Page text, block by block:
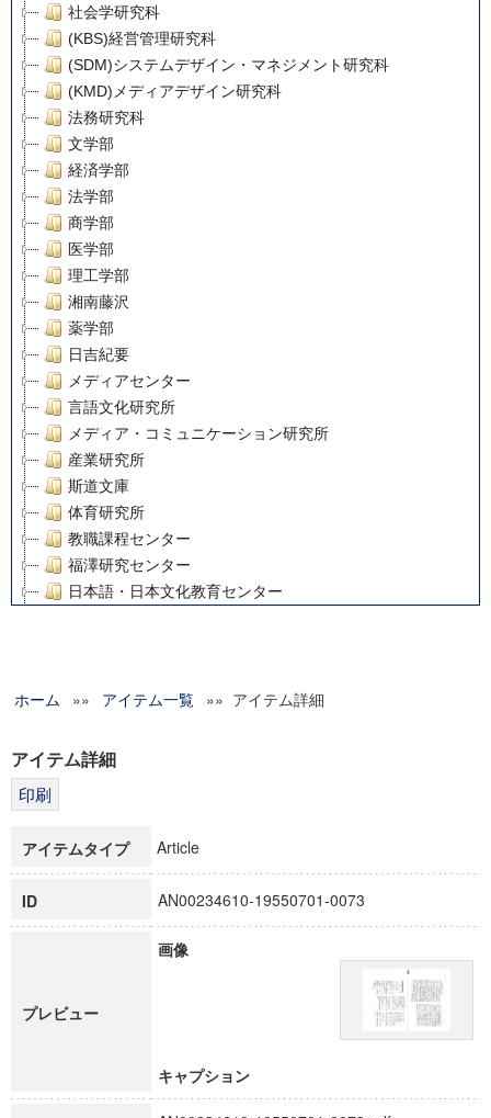
社会学研究科
(KBS)経営管理研究科
(SDM)システムデザイン・マネジメント研究科
(KMD)メディアデザイン研究科
法務研究科
文学部
経済学部
法学部
商学部
医学部
理工学部
湘南藤沢
薬学部
日吉紀要
メディアセンター
言語文化研究所
メディア・コミュニケーション研究所
産業研究所
斯道文庫
体育研究所
教職課程センター
福澤研究センター
日本語・日本文化教育センター
グローバルリサーチインスティテュート
科学研究費補助金研究成果報告書
博士課程教育リーディングプログラム「超成熟社会発展のサ
ホーム »» アイテム一覧 »» アイテム詳細
アイテム詳細
アイテムタイプ Article
ID AN00234610-19550701-0073
プレビュー
画像
キャプション